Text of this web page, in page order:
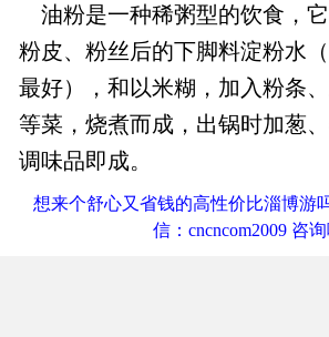
油粉是一种稀粥型的饮食，
粉皮、粉丝后的下脚料淀粉水
最好），和以米糊，加入粉条
等菜，烧煮而成，出锅时加葱
调味品即成。
想来个舒心又省钱的高性价比淄博游
信：cncncom2009 咨